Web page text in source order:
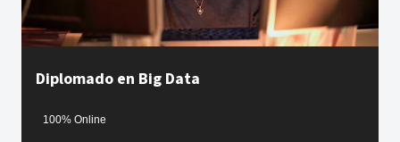
Diplomado en Big Data
100% Online